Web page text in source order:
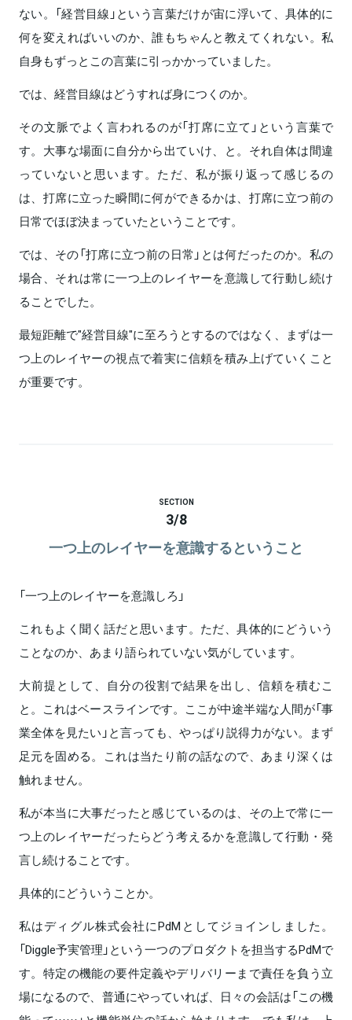
ない。「経営目線」という言葉だけが宙に浮いて、具体的に
何を変えればいいのか、誰もちゃんと教えてくれない。私
自身もずっとこの言葉に引っかかっていました。
では、経営目線はどうすれば身につくのか。
その文脈でよく言われるのが「打席に立て」という言葉で
す。大事な場面に自分から出ていけ、と。それ自体は間違
っていないと思います。ただ、私が振り返って感じるの
は、打席に立った瞬間に何ができるかは、打席に立つ前の
日常でほぼ決まっていたということです。
では、その「打席に立つ前の日常」とは何だったのか。私の
場合、それは常に一つ上のレイヤーを意識して行動し続け
ることでした。
最短距離で"経営目線"に至ろうとするのではなく、まずは一
つ上のレイヤーの視点で着実に信頼を積み上げていくこと
が重要です。
SECTION
3/8
一つ上のレイヤーを意識するということ
「一つ上のレイヤーを意識しろ」
これもよく聞く話だと思います。ただ、具体的にどういう
ことなのか、あまり語られていない気がしています。
大前提として、自分の役割で結果を出し、信頼を積むこ
と。これはベースラインです。ここが中途半端な人間が「事
業全体を見たい」と言っても、やっぱり説得力がない。まず
足元を固める。これは当たり前の話なので、あまり深くは
触れません。
私が本当に大事だったと感じているのは、その上で常に一
つ上のレイヤーだったらどう考えるかを意識して行動・発
言し続けることです。
具体的にどういうことか。
私はディグル株式会社にPdMとしてジョインしました。
「Diggle予実管理」という一つのプロダクトを担当するPdMで
す。特定の機能の要件定義やデリバリーまで責任を負う立
場になるので、普通にやっていれば、日々の会話は「この機